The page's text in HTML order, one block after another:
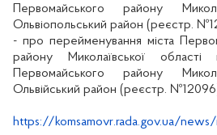
Первомайського району
Ольвіопольський район (реєстр.
- про перейменування міста
району Миколаївської
Первомайського району
Ольвійський район (реєстр.
https://komsamovr.rada.gov.ua/